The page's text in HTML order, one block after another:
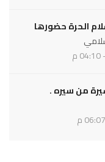
الحرة حضورها
من سيره .